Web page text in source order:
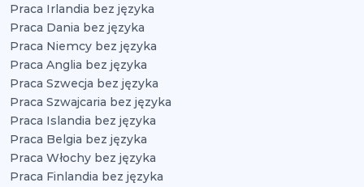
Praca Irlandia bez języka
Praca Dania bez języka
Praca Niemcy bez języka
Praca Anglia bez języka
Praca Szwecja bez języka
Praca Szwajcaria bez języka
Praca Islandia bez języka
Praca Belgia bez języka
Praca Włochy bez języka
Praca Finlandia bez języka